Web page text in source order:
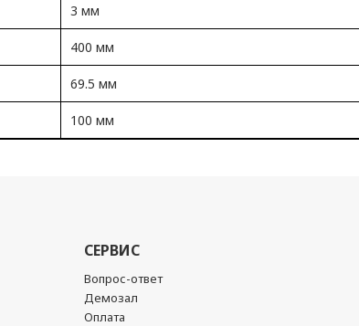
3 мм
400 мм
69.5 мм
100 мм
СЕРВИС
Вопрос-ответ
Демозал
Оплата